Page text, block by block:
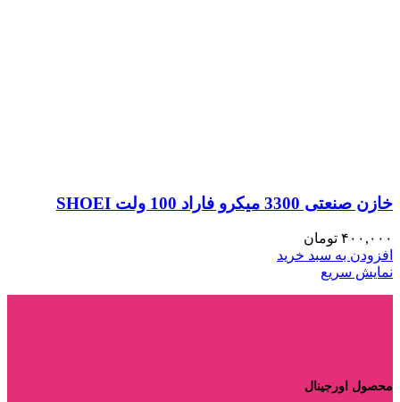
خازن صنعتی 3300 میکرو فاراد 100 ولت SHOEI
۴۰۰,۰۰۰ تومان
افزودن به سبد خرید
نمایش سریع
محصول اورجینال